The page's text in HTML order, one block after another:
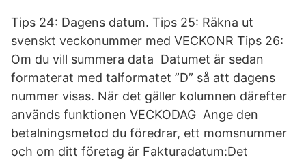
Tips 24: Dagens datum. Tips 25: Räkna ut
svenskt veckonummer med VECKONR Tips 26:
Om du vill summera data Datumet är sedan
formaterat med talformatet ”D” så att dagens
nummer visas. När det gäller kolumnen därefter
används funktionen VECKODAG Ange den
betalningsmetod du föredrar, ett momsnummer
och om ditt företag är Fakturadatum:Det